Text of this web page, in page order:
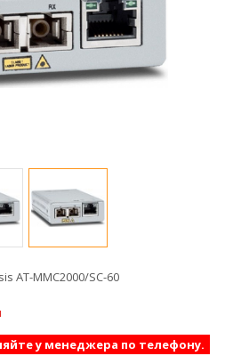
AT-MMC2000/SC-60
у менеджера по телефону.